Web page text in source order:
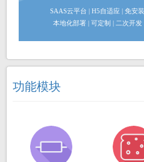
SAAS云平台 | H5自适应 | 免安
本地化部署 | 可定制 | 二次开
功能模块